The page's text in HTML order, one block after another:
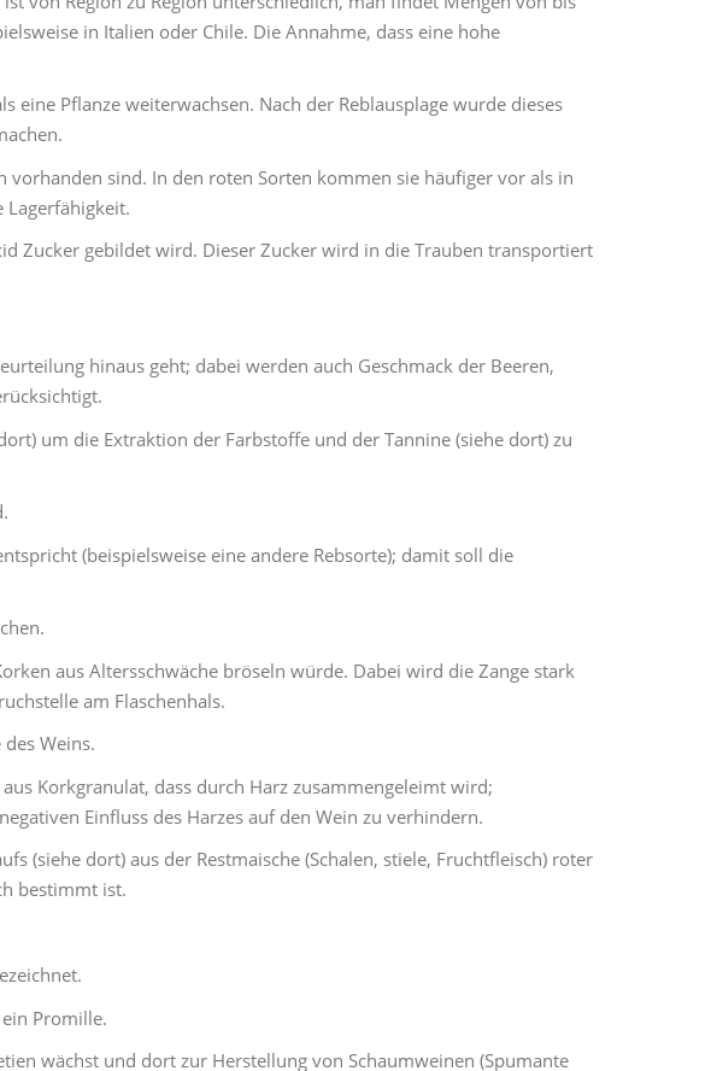
in Italien oder Chile. Die Annahme, dass eine hohe
Pflanze weiterwachsen. Nach der Reblausplage wurde dieses
vorhanden sind. In den roten Sorten kommen sie häufiger vor als in
Lagerfähigkeit.
Zucker gebildet wird. Dieser Zucker wird in die Trauben transportiert
hinaus geht; dabei werden auch Geschmack der Beeren,
um die Extraktion der Farbstoffe und der Tannine (siehe dort) zu
(beispielsweise eine andere Rebsorte); damit soll die
aus Altersschwäche bröseln würde. Dabei wird die Zange stark
am Flaschenhals.
Weins.
Korkgranulat, dass durch Harz zusammengeleimt wird;
Einfluss des Harzes auf den Wein zu verhindern.
(siehe dort) aus der Restmaische (Schalen, stiele, Fruchtfleisch) roter
bestimmt ist.
Promille.
wächst und dort zur Herstellung von Schaumweinen (Spumante